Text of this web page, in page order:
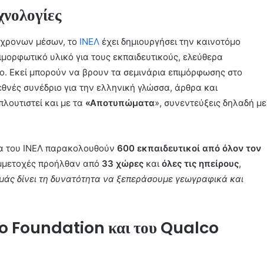
μέσων, το ΙΝΕΛ έχει δημιουργήσει την καινοτόμο
υλικό για τους εκπαιδευτικούς, ελεύθερα
Εκεί μπορούν να βρουν τα σεμινάρια επιμόρφωσης στο
συνέδριο για την ελληνική γλώσσα, άρθρα και
και με τα «Αποτυπώματα», συνεντεύξεις δηλαδή με
του ΙΝΕΛ παρακολουθούν 600 εκπαιδευτικοί από όλον τον
προήλθαν από 33 χώρες και όλες τις ηπείρους,
δίνει τη δυνατότητα να ξεπεράσουμε γεωγραφικά και
Foundation και του Qualco